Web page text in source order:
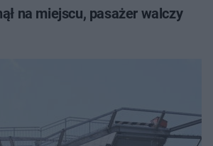
na miejscu, pasażer walczy